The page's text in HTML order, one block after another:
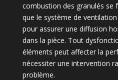
combustion des granulés se
que le système de
pour assurer une diffusion
dans la pièce. Tout
éléments peut affecter la
nécessiter une intervention
problème.